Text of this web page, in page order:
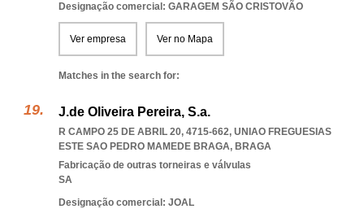
Designação comercial: GARAGEM SÃO CRISTOVÃO
Ver empresa Ver no Mapa
Matches in the search for:
J.de Oliveira Pereira, S.a.
R CAMPO 25 DE ABRIL 20, 4715-662, UNIAO FREGUESIAS
ESTE SAO PEDRO MAMEDE BRAGA, BRAGA
Fabricação de outras torneiras e válvulas
SA
Designação comercial: JOAL